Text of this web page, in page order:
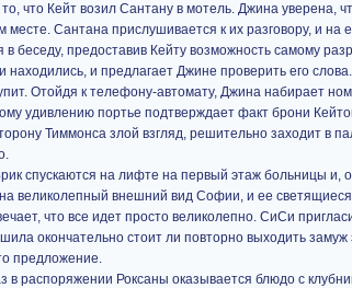
что Кейт возил Сантану в мотель. Джина уверена,
месте. Сантана прислушивается к их разговору, и
в беседу, предоставив Кейту возможность самому
находились, и предлагает Джине проверить его
Отойдя к телефону-автомату, Джина набирает
удивлению портье подтверждает факт брони
Тиммонса злой взгляд, решительно заходит в
спускаются на лифте на первый этаж больницы и,
великолепный внешний вид Софии, и ее светящиеся
что все идет просто великолепно. СиСи
окончательно стоит ли повторно выходить
предложение.
в распоряжении Роксаны оказывается блюдо с